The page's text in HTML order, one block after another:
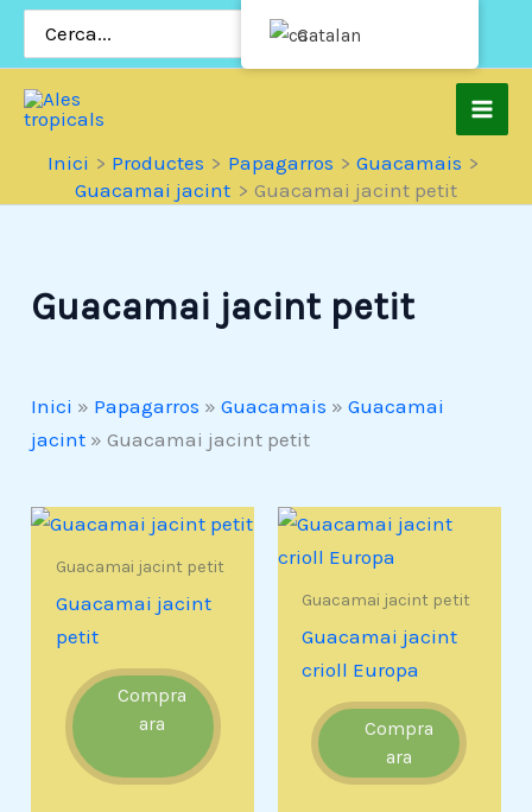
Salta
Inici Productes Papagarros
Guacamais
Guacamai jacint
Guacamai jacint petit
Guacamai jacint petit
Inici » Papagarros »Guacamais »Guacamai
jacint »Guacamai jacint petit
Guacamai jacint petit
Guacamai jacint
petit
Compra
ara
Guacamai jacint petit
Guacamai jacint
crioll Europa
Compra
ara
Catalan